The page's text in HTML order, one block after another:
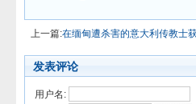
上一篇:在缅甸遭杀害的意大利传教士
发表评论
用户名: